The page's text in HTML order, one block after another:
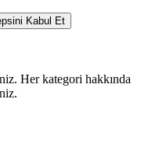
Kabul Et
Her kategori hakkında